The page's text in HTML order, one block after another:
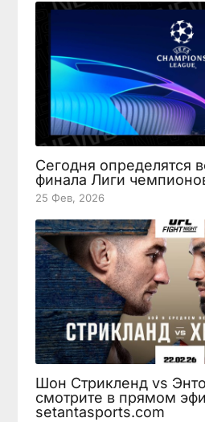
Сегодня определятся
финала Лиги
25 Фев, 2026
Шон Стрикленд vs
смотрите в прямом
setantasports.com